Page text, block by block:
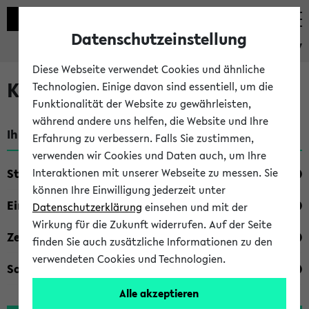
eKVV
Kombisuche im eKVV
Ihre Suchkriterien:
Studienfach
Einrichtung
Zeiten
Sonstiges
Datenschutzeinstellung
Diese Webseite verwendet Cookies und ähnliche
Technologien. Einige davon sind essentiell, um die
Funktionalität der Website zu gewährleisten,
während andere uns helfen, die Website und Ihre
Erfahrung zu verbessern. Falls Sie zustimmen,
verwenden wir Cookies und Daten auch, um Ihre
Interaktionen mit unserer Webseite zu messen. Sie
können Ihre Einwilligung jederzeit unter
Datenschutzerklärung einsehen und mit der
Wirkung für die Zukunft widerrufen. Auf der Seite
finden Sie auch zusätzliche Informationen zu den
verwendeten Cookies und Technologien.
Alle akzeptieren